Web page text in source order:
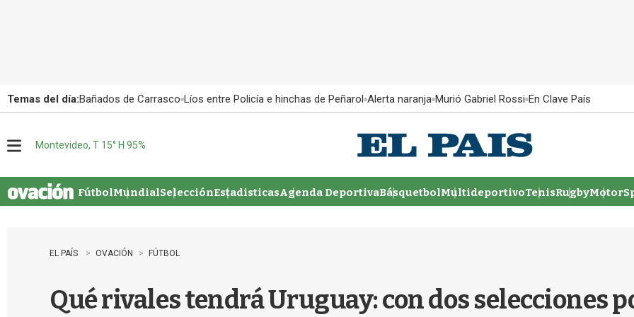
Temas del día:Bañados de Carrasco Líos entre Policía e hinchas de Peñarol Alerta naranja Murió Gabriel Rossi En Clave País
u
Montevideo, T 15° H 95%
FútbolMundialSelecciónEstadisticasAgenda DeportivaBásquetbolMultideportivoTenisRugby
EL PAÍS OVACIÓN FÚTBOL
Qué rivales tendrá Uruguay: con dos selecciones